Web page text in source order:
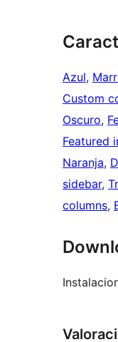
Azul,
Custom
Oscuro,
Featured
Naranja,
sidebar,
columns,